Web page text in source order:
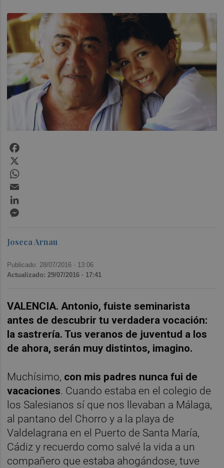
Joseca Arnau
Publicado: 28/07/2016 · 13:06
Actualizado: 29/07/2016 · 17:41
VALENCIA. Antonio, fuiste seminarista
antes de descubrir tu verdadera vocación:
la sastrería. Tus veranos de juventud a los
de ahora, serán muy distintos, imagino.
Muchísimo, con mis padres nunca fui de
vacaciones. Cuando estaba en el colegio de
los Salesianos sí que nos llevaban a Málaga,
al pantano del Chorro y a la playa de
Valdelagrana en el Puerto de Santa María,
Cádiz y recuerdo como salvé la vida a un
compañero que estaba ahogándose, tuve